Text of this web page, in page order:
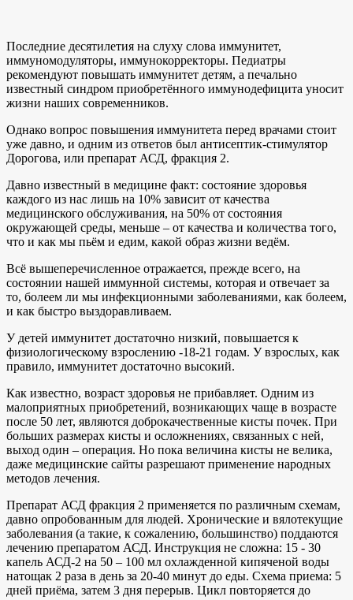
Последние десятилетия на слуху слова иммунитет,
иммуномодуляторы, иммунокорректоры. Педиатры
рекомендуют повышать иммунитет детям, а печально
известный синдром приобретённого иммунодефицита уносит
жизни наших современников.
Однако вопрос повышения иммунитета перед врачами стоит
уже давно, и одним из ответов был антисептик-стимулятор
Дорогова, или препарат АСД, фракция 2.
Давно известный в медицине факт: состояние здоровья
каждого из нас лишь на 10% зависит от качества
медицинского обслуживания, на 50% от состояния
окружающей среды, меньше – от качества и количества того,
что и как мы пьём и едим, какой образ жизни ведём.
Всё вышеперечисленное отражается, прежде всего, на
состоянии нашей иммунной системы, которая и отвечает за
то, болеем ли мы инфекционными заболеваниями, как болеем,
и как быстро выздоравливаем.
У детей иммунитет достаточно низкий, повышается к
физиологическому взрослению -18-21 годам. У взрослых, как
правило, иммунитет достаточно высокий.
Как известно, возраст здоровья не прибавляет. Одним из
малоприятных приобретений, возникающих чаще в возрасте
после 50 лет, являются доброкачественные кисты почек. При
больших размерах кисты и осложнениях, связанных с ней,
выход один – операция. Но пока величина кисты не велика,
даже медицинские сайты разрешают применение народных
методов лечения.
Препарат АСД фракция 2 применяется по различным схемам,
давно опробованным для людей. Хронические и вялотекущие
заболевания (а такие, к сожалению, большинство) поддаются
лечению препаратом АСД. Инструкция не сложна: 15 - 30
капель АСД-2 на 50 – 100 мл охлажденной кипяченой воды
натощак 2 раза в день за 20-40 минут до еды. Схема приема: 5
дней приёма, затем 3 дня перерыв. Цикл повторяется до